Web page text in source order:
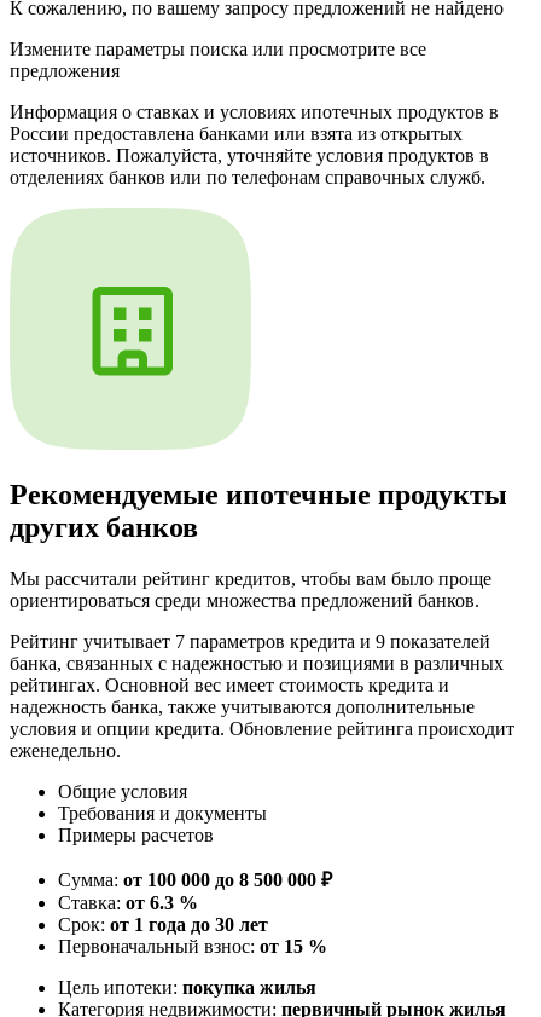
К сожалению, по вашему запросу предложений не найдено
Измените параметры поиска или просмотрите все
предложения
Информация о ставках и условиях ипотечных продуктов в
России предоставлена банками или взята из открытых
источников. Пожалуйста, уточняйте условия продуктов в
отделениях банков или по телефонам справочных служб.
Рекомендуемые ипотечные продукты
других банков
Мы рассчитали рейтинг кредитов, чтобы вам было проще
ориентироваться среди множества предложений банков.
Рейтинг учитывает 7 параметров кредита и 9 показателей
банка, связанных с надежностью и позициями в различных
рейтингах. Основной вес имеет стоимость кредита и
надежность банка, также учитываются дополнительные
условия и опции кредита. Обновление рейтинга происходит
еженедельно.
Общие условия
Требования и документы
Примеры расчетов
Сумма: от 100 000 до 8 500 000 ₽
Ставка: от 6.3 %
Срок: от 1 года до 30 лет
Первоначальный взнос: от 15 %
Цель ипотеки: покупка жилья
Категория недвижимости: первичный рынок жилья